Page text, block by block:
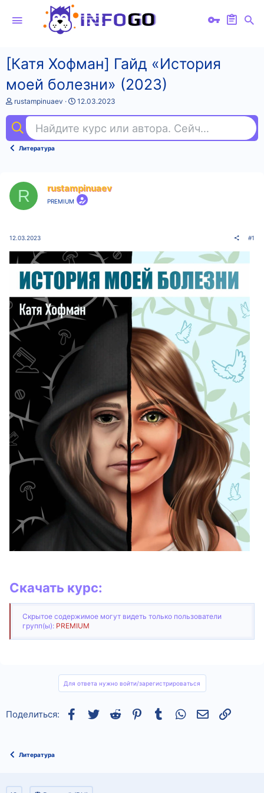
[Катя Хофман] Гайд «История
моей болезни» (2023)
А
т
о
т
rustampinuaev
Д
а
н
а
12.03.2023
Найдите курс или автора. Сейчас ищут
Литература
R rustampinuaev
PREMIUM
12.03.2023 #1
Скачать курс:
Скрытое содержимое могут видеть только пользователи
групп(ы): PREMIUM
Для ответа нужно войти/зарегистрироваться
Поделиться: Facebook
TwitterReddit Pinterest
Tumblr WhatsAppСсылка
Литература